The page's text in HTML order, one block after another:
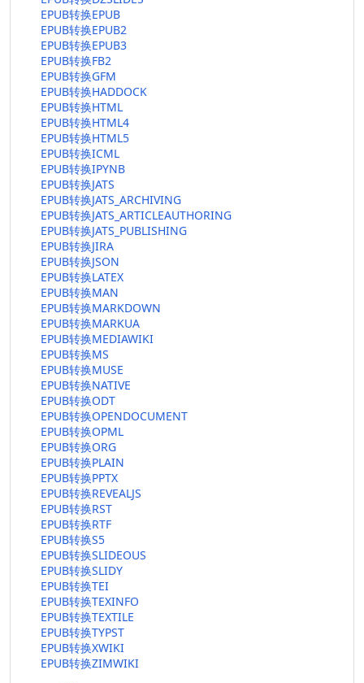
EPUB转换EPUB
EPUB转换EPUB2
EPUB转换EPUB3
EPUB转换FB2
EPUB转换GFM
EPUB转换HADDOCK
EPUB转换HTML
EPUB转换HTML4
EPUB转换HTML5
EPUB转换ICML
EPUB转换IPYNB
EPUB转换JATS
EPUB转换JATS_ARCHIVING
EPUB转换JATS_ARTICLEAUTHORING
EPUB转换JATS_PUBLISHING
EPUB转换JIRA
EPUB转换JSON
EPUB转换LATEX
EPUB转换MAN
EPUB转换MARKDOWN
EPUB转换MARKUA
EPUB转换MEDIAWIKI
EPUB转换MS
EPUB转换MUSE
EPUB转换NATIVE
EPUB转换ODT
EPUB转换OPENDOCUMENT
EPUB转换OPML
EPUB转换ORG
EPUB转换PLAIN
EPUB转换PPTX
EPUB转换REVEALJS
EPUB转换RST
EPUB转换RTF
EPUB转换S5
EPUB转换SLIDEOUS
EPUB转换SLIDY
EPUB转换TEI
EPUB转换TEXINFO
EPUB转换TEXTILE
EPUB转换TYPST
EPUB转换XWIKI
EPUB转换ZIMWIKI